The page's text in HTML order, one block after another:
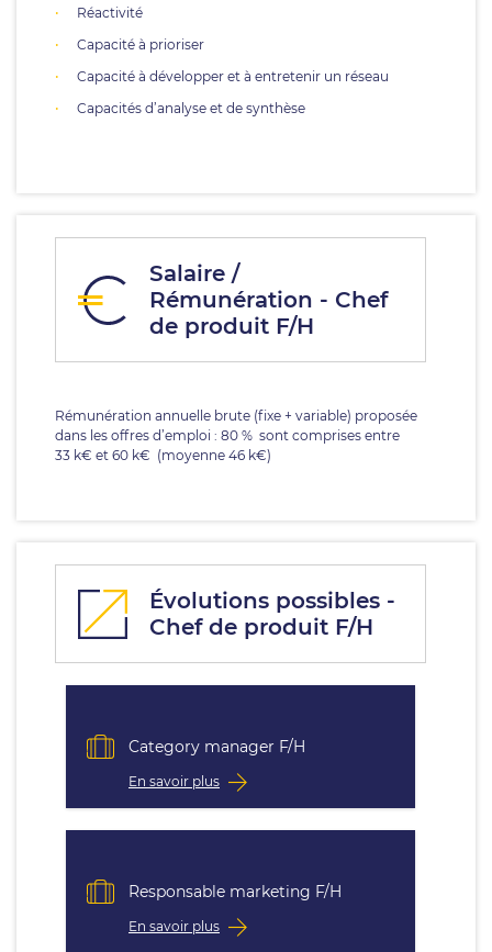
Réactivité
Capacité à prioriser
Capacité à développer et à entretenir un réseau
Capacités d’analyse et de synthèse
Salaire /
Rémunération - Chef
de produit F/H
Rémunération annuelle brute (fixe + variable) proposée
dans les offres d’emploi : 80 % sont comprises entre
33 k€ et 60 k€ (moyenne 46 k€)
Évolutions possibles -
Chef de produit F/H
Category manager F/H
En savoir plus
Responsable marketing F/H
En savoir plus